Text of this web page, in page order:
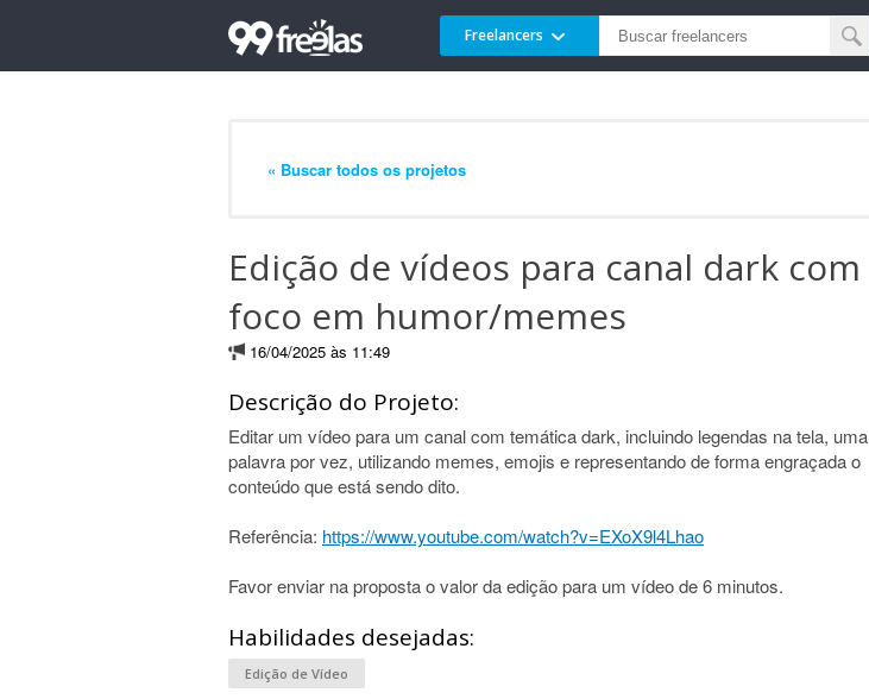
Freelancers
« Buscar todos os projetos
Edição de vídeos para canal dark com
foco em humor/memes
16/04/2025 às 11:49
Descrição do Projeto:
Editar um vídeo para um canal com temática dark, incluindo legendas na tela, uma
palavra por vez, utilizando memes, emojis e representando de forma engraçada o
conteúdo que está sendo dito.
Referência: https://www.youtube.com/watch?v=EXoX9l4Lhao
Favor enviar na proposta o valor da edição para um vídeo de 6 minutos.
Habilidades desejadas:
Edição de Vídeo